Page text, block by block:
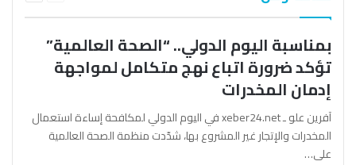
بمناسبة اليوم الدولي.. “الصحة العالمية”
تؤكد ضرورة اتباع نهج متكامل لمواجهة
إدمان المخدرات
آفرين علو ـ xeber24.net في اليوم الدولي لمكافحة إساءة استعمال
المخدرات والإتجار غير المشروع بها، شدّدت منظمة الصحة العالمية
على…